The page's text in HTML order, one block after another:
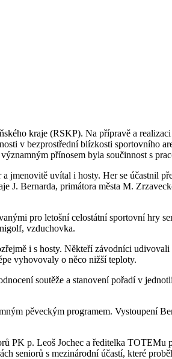
kraje (RSKP). Na přípravě a
v bezprostřední blízkosti sportovního
přínosem byla součinnost s
jmenovitě uvítal i hosty. Her se účastnil
J. Bernarda, primátora města M.
pro letošní celostátní sportovní hry
vzduchovka.
i s hosty. Někteří závodníci
vyhovovaly o něco nižší teploty.
soutěže a stanovení pořadí v
pěveckým programem. Vystoupení
PK p. Leoš Jochec a ředitelka TOTEMu
seniorů s mezinárodní účastí, které